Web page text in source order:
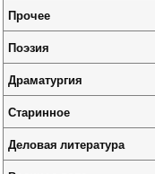
Прочее
Поэзия
Драматургия
Старинное
Деловая литература